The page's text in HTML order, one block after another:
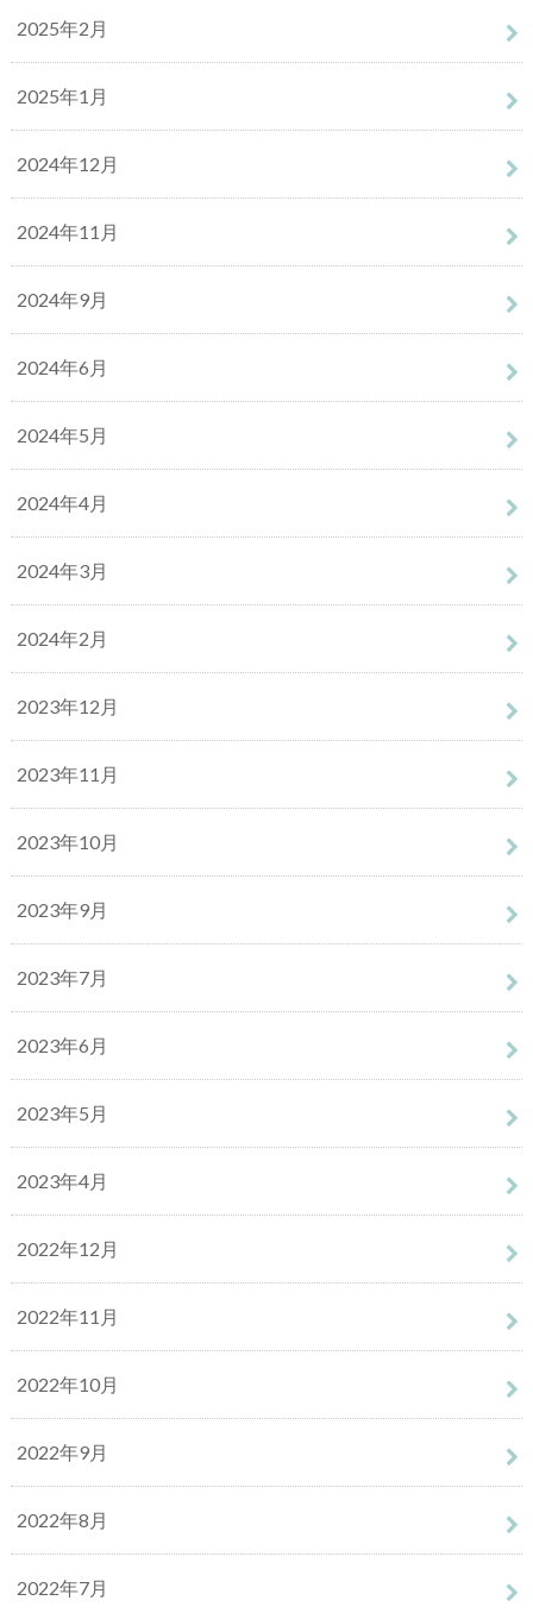
2025年2月
2025年1月
2024年12月
2024年11月
2024年9月
2024年6月
2024年5月
2024年4月
2024年3月
2024年2月
2023年12月
2023年11月
2023年10月
2023年9月
2023年7月
2023年6月
2023年5月
2023年4月
2022年12月
2022年11月
2022年10月
2022年9月
2022年8月
2022年7月